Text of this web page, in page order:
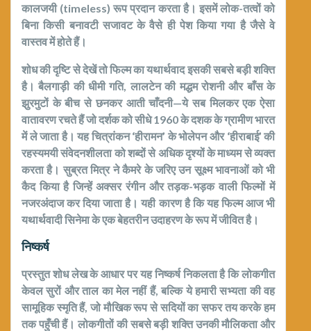
कालजयी (timeless) रूप प्रदान करता है। इसमें लोक-तत्वों को
बिना किसी बनावटी सजावट के वैसे ही पेश किया गया है जैसे वे
वास्तव में होते हैं।
​शोध की दृष्टि से देखें तो फिल्म का यथार्थवाद इसकी सबसे बड़ी शक्ति
है। बैलगाड़ी की धीमी गति, लालटेन की मद्धम रोशनी और बाँस के
झुरमुटों के बीच से छनकर आती चाँदनी—ये सब मिलकर एक ऐसा
वातावरण रचते हैं जो दर्शक को सीधे 1960 के दशक के ग्रामीण भारत
में ले जाता है। यह चित्रांकन ‘हीरामन’ के भोलेपन और ‘हीराबाई’ की
रहस्यमयी संवेदनशीलता को शब्दों से अधिक दृश्यों के माध्यम से व्यक्त
करता है। सुब्रत मित्र ने कैमरे के जरिए उन सूक्ष्म भावनाओं को भी
कैद किया है जिन्हें अक्सर रंगीन और तड़क-भड़क वाली फिल्मों में
नजरअंदाज कर दिया जाता है। यही कारण है कि यह फिल्म आज भी
यथार्थवादी सिनेमा के एक बेहतरीन उदाहरण के रूप में जीवित है।
निष्कर्ष
प्रस्तुत शोध लेख के आधार पर यह निष्कर्ष निकलता है कि लोकगीत
केवल सुरों और ताल का मेल नहीं हैं, बल्कि ये हमारी सभ्यता की वह
सामूहिक स्मृति हैं, जो मौखिक रूप से सदियों का सफर तय करके हम
तक पहुँची हैं। लोकगीतों की सबसे बड़ी शक्ति उनकी मौलिकता और